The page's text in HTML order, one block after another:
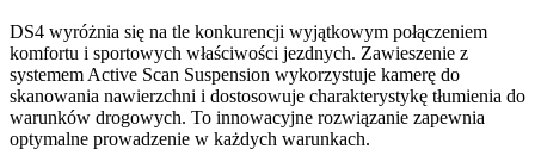
DS4 wyróżnia się na tle konkurencji wyjątkowym połączeniem
komfortu i sportowych właściwości jezdnych. Zawieszenie z
systemem Active Scan Suspension wykorzystuje kamerę do
skanowania nawierzchni i dostosowuje charakterystykę tłumienia do
warunków drogowych. To innowacyjne rozwiązanie zapewnia
optymalne prowadzenie w każdych warunkach.